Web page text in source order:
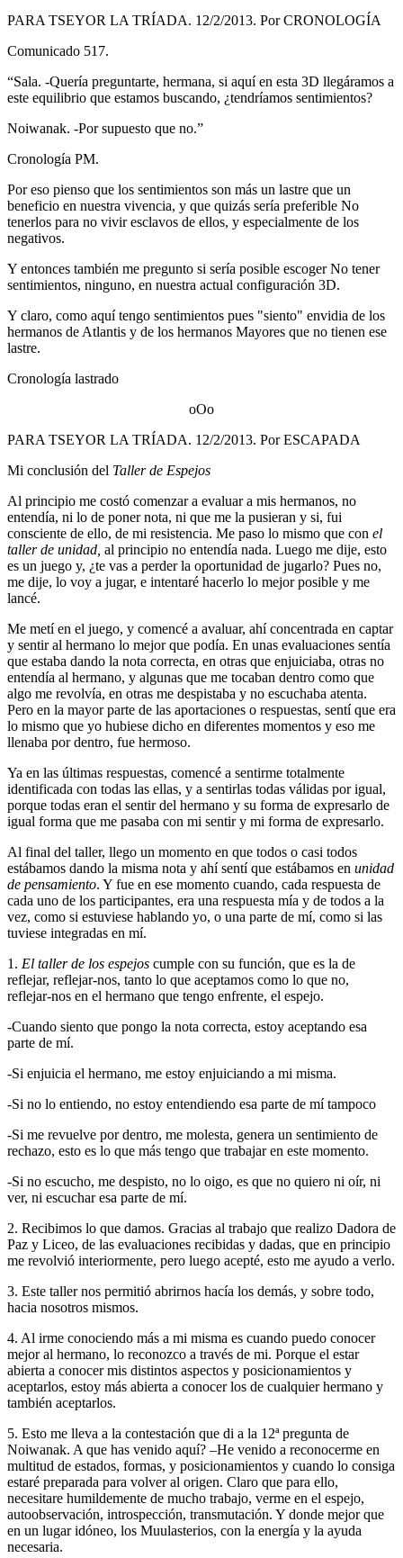
PARA TSEYOR LA TRÍADA. 12/2/2013. Por CRONOLOGÍA
Comunicado 517.
“Sala. -Quería preguntarte, hermana, si aquí en esta 3D llegáramos a
este equilibrio que estamos buscando, ¿tendríamos sentimientos?
Noiwanak. -Por supuesto que no.”
Cronología PM.
Por eso pienso que los sentimientos son más un lastre que un
beneficio en nuestra vivencia, y que quizás sería preferible No
tenerlos para no vivir esclavos de ellos, y especialmente de los
negativos.
Y entonces también me pregunto si sería posible escoger No tener
sentimientos, ninguno, en nuestra actual configuración 3D.
Y claro, como aquí tengo sentimientos pues "siento" envidia de los
hermanos de Atlantis y de los hermanos Mayores que no tienen ese
lastre.
Cronología lastrado
oOo
PARA TSEYOR LA TRÍADA. 12/2/2013. Por ESCAPADA
Mi conclusión del Taller de Espejos
Al principio me costó comenzar a evaluar a mis hermanos, no
entendía, ni lo de poner nota, ni que me la pusieran y si, fui
consciente de ello, de mi resistencia. Me paso lo mismo que con el
taller de unidad, al principio no entendía nada. Luego me dije, esto
es un juego y, ¿te vas a perder la oportunidad de jugarlo? Pues no,
me dije, lo voy a jugar, e intentaré hacerlo lo mejor posible y me
lancé.
Me metí en el juego, y comencé a avaluar, ahí concentrada en captar
y sentir al hermano lo mejor que podía. En unas evaluaciones sentía
que estaba dando la nota correcta, en otras que enjuiciaba, otras no
entendía al hermano, y algunas que me tocaban dentro como que
algo me revolvía, en otras me despistaba y no escuchaba atenta.
Pero en la mayor parte de las aportaciones o respuestas, sentí que era
lo mismo que yo hubiese dicho en diferentes momentos y eso me
llenaba por dentro, fue hermoso.
Ya en las últimas respuestas, comencé a sentirme totalmente
identificada con todas las ellas, y a sentirlas todas válidas por igual,
porque todas eran el sentir del hermano y su forma de expresarlo de
igual forma que me pasaba con mi sentir y mi forma de expresarlo.
Al final del taller, llego un momento en que todos o casi todos
estábamos dando la misma nota y ahí sentí que estábamos en unidad
de pensamiento. Y fue en ese momento cuando, cada respuesta de
cada uno de los participantes, era una respuesta mía y de todos a la
vez, como si estuviese hablando yo, o una parte de mí, como si las
tuviese integradas en mí.
1. El taller de los espejos cumple con su función, que es la de
reflejar, reflejar-nos, tanto lo que aceptamos como lo que no,
reflejar-nos en el hermano que tengo enfrente, el espejo.
-Cuando siento que pongo la nota correcta, estoy aceptando esa
parte de mí.
-Si enjuicia el hermano, me estoy enjuiciando a mi misma.
-Si no lo entiendo, no estoy entendiendo esa parte de mí tampoco
-Si me revuelve por dentro, me molesta, genera un sentimiento de
rechazo, esto es lo que más tengo que trabajar en este momento.
-Si no escucho, me despisto, no lo oigo, es que no quiero ni oír, ni
ver, ni escuchar esa parte de mí.
2. Recibimos lo que damos. Gracias al trabajo que realizo Dadora de
Paz y Liceo, de las evaluaciones recibidas y dadas, que en principio
me revolvió interiormente, pero luego acepté, esto me ayudo a verlo.
3. Este taller nos permitió abrirnos hacía los demás, y sobre todo,
hacia nosotros mismos.
4. Al irme conociendo más a mi misma es cuando puedo conocer
mejor al hermano, lo reconozco a través de mi. Porque el estar
abierta a conocer mis distintos aspectos y posicionamientos y
aceptarlos, estoy más abierta a conocer los de cualquier hermano y
también aceptarlos.
5. Esto me lleva a la contestación que di a la 12ª pregunta de
Noiwanak. A que has venido aquí? –He venido a reconocerme en
multitud de estados, formas, y posicionamientos y cuando lo consiga
estaré preparada para volver al origen. Claro que para ello,
necesitare humildemente de mucho trabajo, verme en el espejo,
autoobservación, introspección, transmutación. Y donde mejor que
en un lugar idóneo, los Muulasterios, con la energía y la ayuda
necesaria.